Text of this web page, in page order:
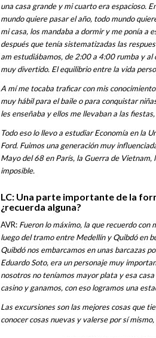
una casa grande y mi cuarto era espacioso.
mundo quiere pasar el año, todo mundo
mi casa, los mandaba a dormir y me ponía a
después que tenía sistematizadas las
am estudiábamos, de 2:00 a 4:00 rumba y
muy divertido. El equilibrio entre la vida
A mí me tocaba traficar con mis
muy hábil para el baile o para conquistar
les enseñaba y ellos me llevaban a las
Todo eso lo llevo a estudiar Economía en la
Ford. Fuimos una generación muy
Mayo del 68 en París, la Guerra de Vietnam,
imposible.
LC: Una parte importante de la
¿recuerda alguna?
AVR: Fueron lo máximo, la que recuerdo con
luego del tramo entre Medellín y Quibdó en
Quibdó nos embarcamos en unas barcazas
Eduardo Soto, era un personaje muy
nosotros no teníamos mayor plata y esa
casino y ganamos, con eso logramos una
Las excursiones son las mejores cosas que
conocer cosas nuevas y valerse por sí